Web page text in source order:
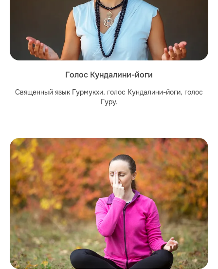
Голос Кундалини-йоги
Священный язык Гурмукхи, голос Кундалини-йоги, голос
Гуру.